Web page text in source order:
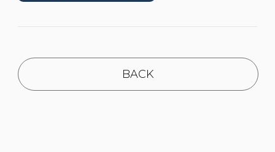
BACK